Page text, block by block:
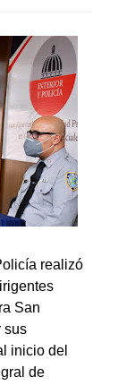
realizó
San
sus
inicio del
de